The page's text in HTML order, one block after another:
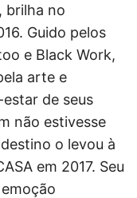
brilha no
Guido pelos
e Black Work,
arte e
de seus
não estivesse
o levou à
em 2017. Seu